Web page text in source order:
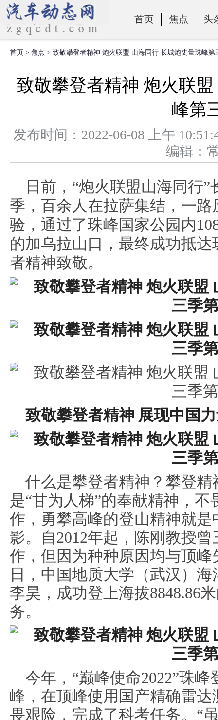
首页 焦点 头
零部件
首页 > 焦点 > 致敬攀登者精神 炮火联盟 山海同行 长城炮丈量珠峰第
致敬攀登者精神 炮火联
峰第
发布时间：2022-06-08 上午
编辑
日前 ， “炮火联盟山海同行”
季 ， 百余人在拉萨集结，一路
验， 通过了珠峰国家公园内
的加乌拉山口 ，最终成功抵达
者精神致敬。
致敬攀登者精神 展现中国
什么是攀登者精神？攀登
是“甘为人梯”的奉献精神，
作，勇攀高峰的登山精神就
影。自2012年起，陈刚教授
作，但因为种种原因均与顶峰
日，中国地质大学（武汉）
李昊，成功登上海拔8848.86
务。
今年，“巅峰使命2022”珠
峰，在顶峰使用国产精确雷
畏艰险，完成了科考任务。“